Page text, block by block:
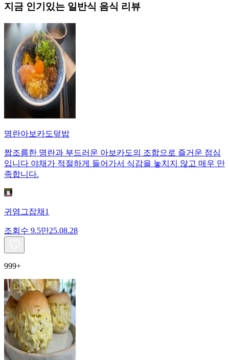
지금 인기있는 일반식 음식 리뷰
명란아보카도덮밥
짭조름한 명란과 부드러운 아보카도의 조합으로 즐거운 점심
입니다 야채가 적절하게 들어가서 식감을 놓치지 않고 매우 만
족합니다.
귀염그잡채1
조회수 9.5만25.08.28
999+